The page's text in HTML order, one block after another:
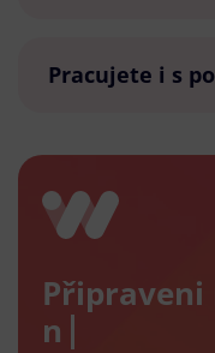
Pracujete i s
Připraveni
nový e